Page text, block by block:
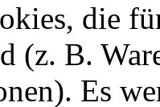
die
(z. B.
Es